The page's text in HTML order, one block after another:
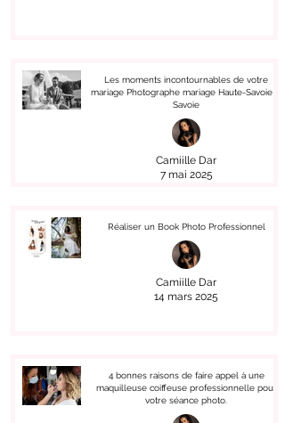
Les moments incontournables de votre
mariage Photographe mariage Haute-Savoie &
Savoie
Camiille Dar
7 mai 2025
Réaliser un Book Photo Professionnel
Camiille Dar
14 mars 2025
4 bonnes raisons de faire appel à une
maquilleuse coiffeuse professionnelle pour
votre séance photo.